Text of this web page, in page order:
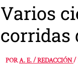
Varios
corridas
PORA. E. / REDACCIÓN/